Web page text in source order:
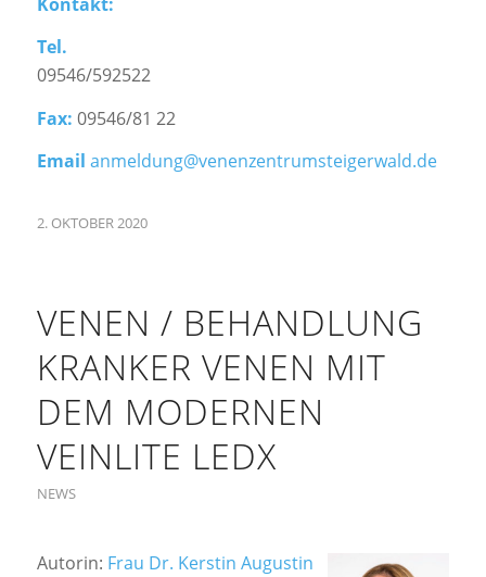
Tel.
09546/592522
Fax: 09546/81 22
Email anmeldung@venenzentrumsteigerwald.de
2. OKTOBER 2020
VENEN / BEHANDLUNG
KRANKER VENEN MIT
DEM MODERNEN
VEINLITE LEDX
NEWS
Autorin: Frau Dr. Kerstin Augustin